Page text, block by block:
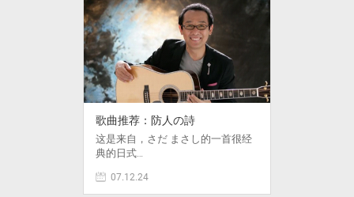
歌曲推荐：防人の詩
这是来自，さだ まさし的一首很经
典的日式…
07.12.24